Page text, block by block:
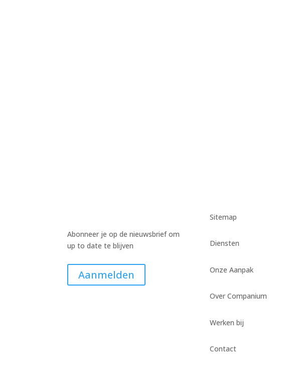
Abonneer je op de nieuwsbrief om
up to date te blijven
Aanmelden
Sitemap
Diensten
Onze Aanpak
Over Companium
Werken bij
Contact